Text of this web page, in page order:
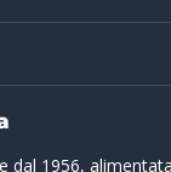
YouTube
dal 1956,